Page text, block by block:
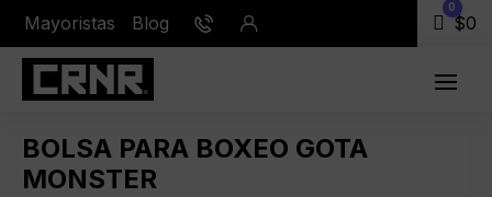
Mayoristas Blog Carro
0
$0
BOLSA PARA BOXEO GOTA
MONSTER